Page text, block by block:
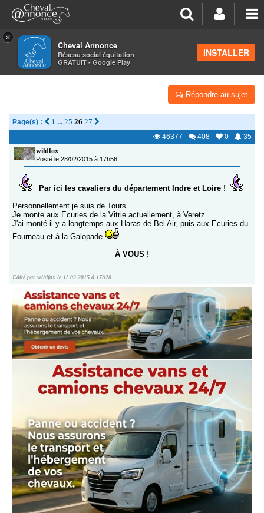
×
Cheval Annonce
Réseau social équitation
GRATUIT - Google Play
INSTALLER
>Les groupes régionaux>Centre
LES CAVALIERS DU 37 (INDRE-ET-LOIRE)
Répondre au sujet
Page(s) : 1 ... 25 26 27
46377 - 408 - 0 -
35
wildfox
Posté le 28/02/2015 à 17h56
Par ici les cavaliers du département Indre et Loire !
Personnellement je suis de Tours.
Je monte aux Ecuries de la Vitrie actuellement, à Veretz.
J'ai monté il y a longtemps aux Haras de Bel Air, puis aux Ecuries du
Fourneau et à la Galopade
À VOUS !
Edité par wildfox le 11-03-2015 à 17h28